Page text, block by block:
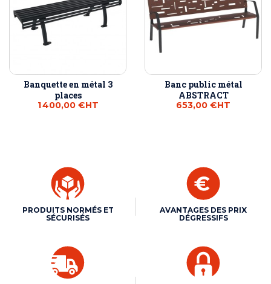
Banquette en métal 3
places
1 400,00 €HT
Banc public métal
ABSTRACT
653,00 €HT
PRODUITS NORMÉS ET
SÉCURISÉS
AVANTAGES DES PRIX
DÉGRESSIFS